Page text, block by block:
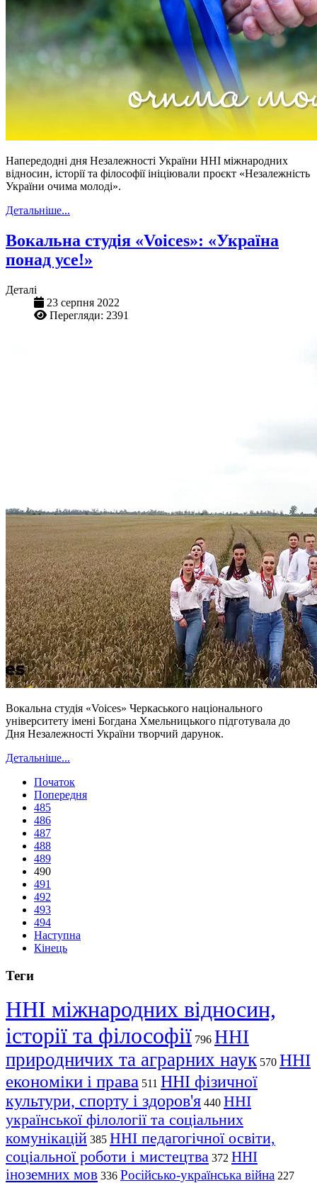
Напередодні дня Незалежності України ННІ міжнародних
відносин, історії та філософії ініціювали проєкт «Незалежність
України очима молоді».
Детальніше...
Вокальна студія «Voices»: «Україна
понад усе!»
Деталі
23 серпня 2022
Перегляди: 2391
Вокальна студія «Voices» Черкаського національного
університету імені Богдана Хмельницького підготувала до
Дня Незалежності України творчий дарунок.
Детальніше...
Початок
Попередня
485
486
487
488
489
490
491
492
493
494
Наступна
Кінець
Теги
ННІ міжнародних відносин,
історії та філософії 796 ННІ
природничих та аграрних наук 570 ННІ
економіки і права 511 ННІ фізичної
культури, спорту і здоров'я 440 ННІ
української філології та соціальних
комунікацій 385 ННІ педагогічної освіти,
соціальної роботи і мистецтва 372 ННІ
іноземних мов 336 Російсько-українська війна 227